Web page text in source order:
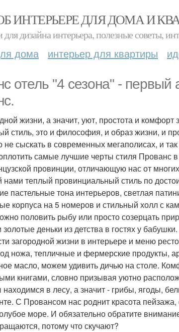
ИНТЕРЬЕРЕ ДЛЯ ДОМА И
дизайна интерьера, полезные советы,
дома интерьер для квартиры
отель "4 сезона" -
жизни, а значит, уют, простота и
стиль, это и философия, и образ жизни, и
не сыскать в современных мегаполисах, и
самые лучшие черты стиля Прованс
провинции, отличающую нас от
теплый провинциальный стиль по
пастельные тона интерьеров, светлая
корпуса на 5 номеров и стильный холл с
половить рыбу или просто созерцать
деньки из детства в гостях у бабушки.
загородной жизни в интерьере и меню
ножа, тепличные и фермерские
масло, можем удивить дичью на столе.
книгами, словно призывая уютно
в лесу, а значит - грибы, ягоды,
С Провансом нас роднит красота
море. И обязательно обратите
потому что скучают?